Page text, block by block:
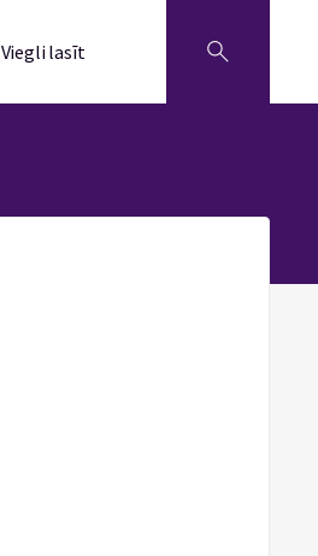
Viegli lasīt